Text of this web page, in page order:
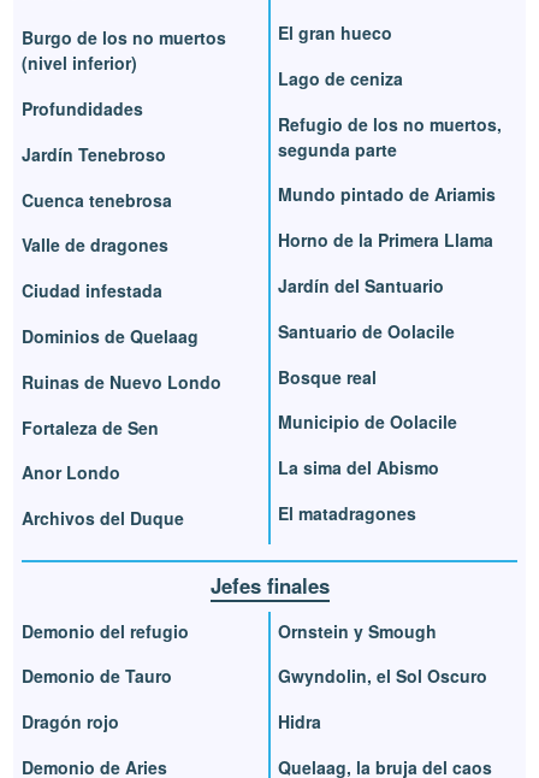
Burgo de los no muertos
(nivel inferior)
Profundidades
Jardín Tenebroso
Cuenca tenebrosa
Valle de dragones
Ciudad infestada
Dominios de Quelaag
Ruinas de Nuevo Londo
Fortaleza de Sen
Anor Londo
Archivos del Duque
El gran hueco
Lago de ceniza
Refugio de los no muertos,
segunda parte
Mundo pintado de Ariamis
Horno de la Primera Llama
Jardín del Santuario
Santuario de Oolacile
Bosque real
Municipio de Oolacile
La sima del Abismo
El matadragones
Jefes finales
Demonio del refugio
Demonio de Tauro
Dragón rojo
Demonio de Aries
Ornstein y Smough
Gwyndolin, el Sol Oscuro
Hidra
Quelaag, la bruja del caos